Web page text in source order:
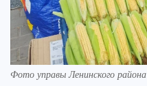
Фото управы Ленинского района